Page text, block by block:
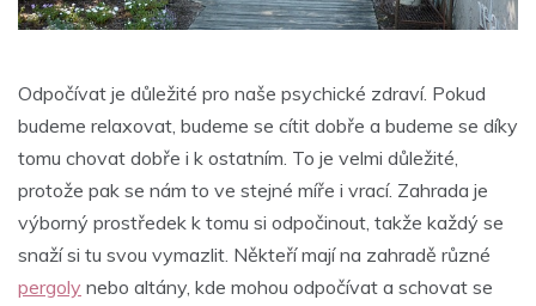
Odpočívat je důležité pro naše psychické zdraví. Pokud
budeme relaxovat, budeme se cítit dobře a budeme se díky
tomu chovat dobře i k ostatním. To je velmi důležité,
protože pak se nám to ve stejné míře i vrací. Zahrada je
výborný prostředek k tomu si odpočinout, takže každý se
snaží si tu svou vymazlit. Někteří mají na zahradě různé
pergoly nebo altány, kde mohou odpočívat a schovat se